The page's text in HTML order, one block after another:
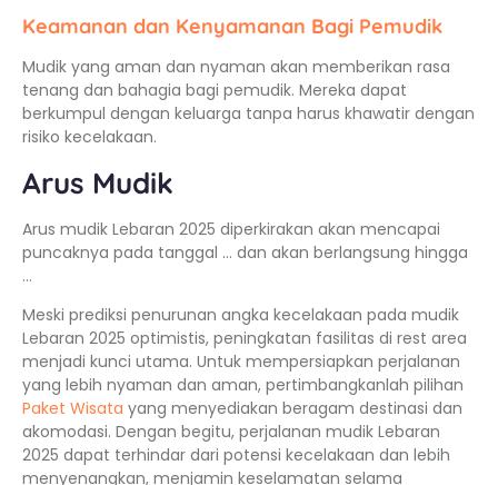
Keamanan dan Kenyamanan Bagi Pemudik
Mudik yang aman dan nyaman akan memberikan rasa
tenang dan bahagia bagi pemudik. Mereka dapat
berkumpul dengan keluarga tanpa harus khawatir dengan
risiko kecelakaan.
Arus Mudik
Arus mudik Lebaran 2025 diperkirakan akan mencapai
puncaknya pada tanggal … dan akan berlangsung hingga
…
Meski prediksi penurunan angka kecelakaan pada mudik
Lebaran 2025 optimistis, peningkatan fasilitas di rest area
menjadi kunci utama. Untuk mempersiapkan perjalanan
yang lebih nyaman dan aman, pertimbangkanlah pilihan
Paket Wisata yang menyediakan beragam destinasi dan
akomodasi. Dengan begitu, perjalanan mudik Lebaran
2025 dapat terhindar dari potensi kecelakaan dan lebih
menyenangkan, menjamin keselamatan selama